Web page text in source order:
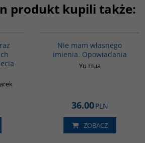
produkt kupili także:
Nie mam własnego
imienia. Opowiadania
Yu Hua
36.00PLN
ZOBACZ